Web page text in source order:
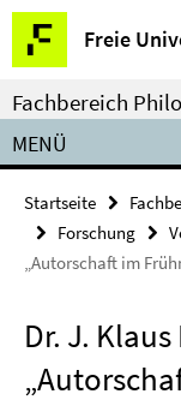
Springe
direkt
zu
Inhalt
Freie
Service-
Navigation
Fachbereich
MENÜ
Startseite
Forschung
„Autorschaft im
Dr. J.